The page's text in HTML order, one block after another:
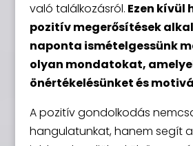
való találkozásról. Ezen kívül
pozitív megerősítések
naponta ismételgessünk
olyan mondatokat,
önértékelésünket és
A pozitív gondolkodás
hangulatunkat, hanem segít